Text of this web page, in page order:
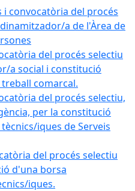
i convocatòria del procés
a de l'Àrea de
del procés selectiu
a social i constitució
comarcal.
del procés selectiu,
per la constitució
iques de Serveis
del procés selectiu
d'una borsa
iques.